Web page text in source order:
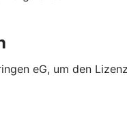
eG, um den